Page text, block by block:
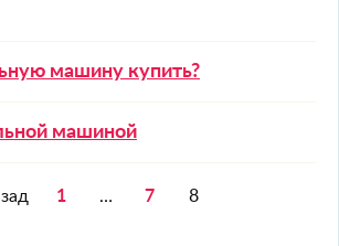
машину купить?
машиной
1 … 7 8